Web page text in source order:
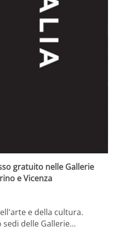
gratuito nelle Gallerie
e Vicenza
e della cultura.
sedi delle Gallerie…